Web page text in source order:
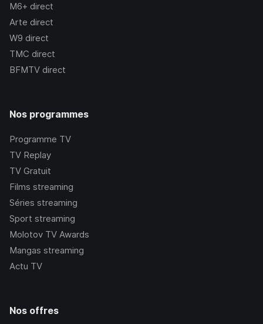
M6+ direct
Arte direct
W9 direct
TMC direct
BFMTV direct
Nos programmes
Programme TV
TV Replay
TV Gratuit
Films streaming
Séries streaming
Sport streaming
Molotov TV Awards
Mangas streaming
Actu TV
Nos offres